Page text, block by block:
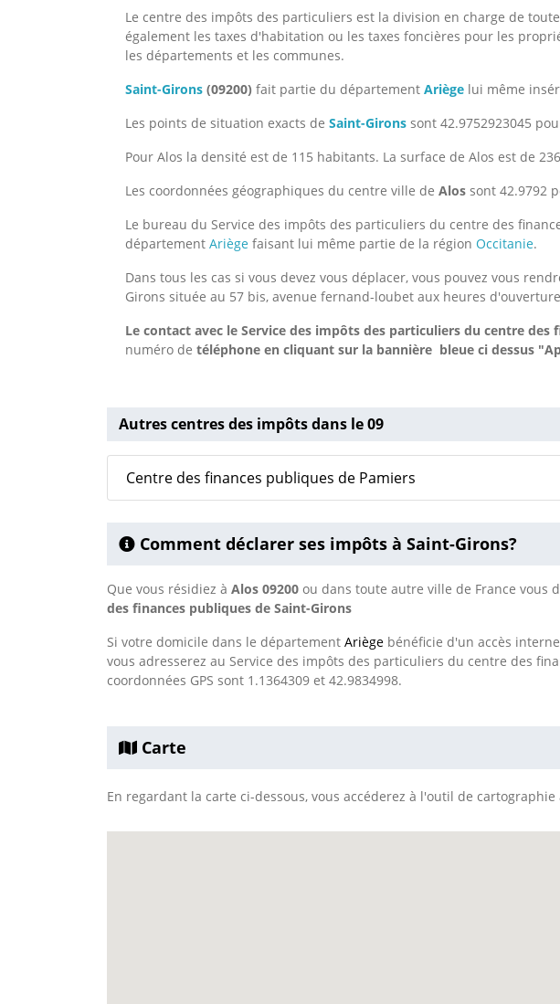
Le centre des impôts des particuliers est la division en charge de
également les taxes d'habitation ou les taxes foncières pour les
les départements et les communes.
Saint-Girons (09200) fait partie du département Ariège lui même
Les points de situation exacts de Saint-Girons sont 42.9752923045
Pour Alos la densité est de 115 habitants. La surface de Alos est de
Les coordonnées géographiques du centre ville de Alos sont 42.9792
Le bureau du Service des impôts des particuliers du centre des
département Ariège faisant lui même partie de la région Occitanie.
Dans tous les cas si vous devez vous déplacer, vous pouvez vous
Girons située au 57 bis, avenue fernand-loubet aux heures
Le contact avec le Service des impôts des particuliers du centre des
numéro de téléphone en cliquant sur la bannière bleue ci dessus
Autres centres des impôts dans le 09
Centre des finances publiques de Pamiers
Comment déclarer ses impôts à Saint-Girons?
Que vous résidiez à Alos 09200 ou dans toute autre ville de France vous
des finances publiques de Saint-Girons
Si votre domicile dans le département Ariège bénéficie d'un accès
vous adresserez au Service des impôts des particuliers du centre des
coordonnées GPS sont 1.1364309 et 42.9834998.
Carte
En regardant la carte ci-dessous, vous accéderez à l'outil de